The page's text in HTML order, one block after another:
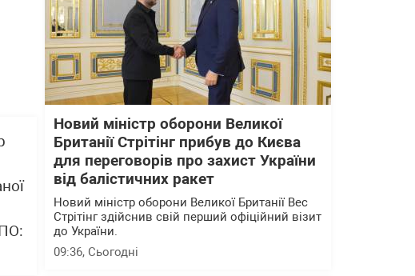
Новий міністр оборони Великої
Британії Стрітінг прибув до Києва
для переговорів про захист України
від балістичних ракет
Новий міністр оборони Великої Британії Вес
Стрітінг здійснив свій перший офіційний візит
до України.
09:36, Сьогодні